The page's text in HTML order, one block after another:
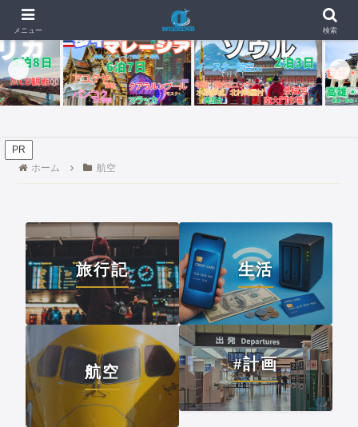
📰 新着記事
日目・最終日】イパオビーチでモンスターバーガー、チャモロプレート
PR
ホーム
航空
旅行記 生活
航空 #計画
メニュー 検索